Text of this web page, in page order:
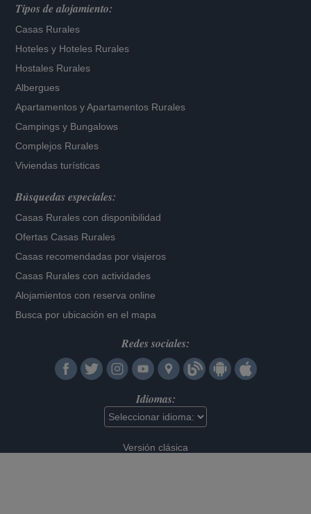
Tipos de alojamiento:
Casas Rurales
Hoteles y Hoteles Rurales
Hostales Rurales
Albergues
Apartamentos yApartamentos Rurales
Campings y Bungalows
Complejos Rurales
Viviendas turísticas
Búsquedas especiales:
Casas Rurales con disponibilidad
Ofertas Casas Rurales
Casas recomendadas por viajeros
Casas Rurales con actividades
Alojamientos con reserva online
Busca por ubicación en el mapa
Redes sociales:
Idiomas:
Versión clásica